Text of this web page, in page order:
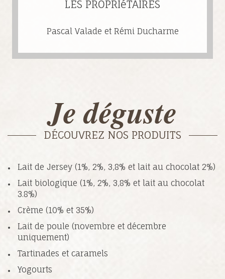
LES PROPRIéTAIRES
Pascal Valade et Rémi Ducharme
Je déguste
DÉCOUVREZ NOS PRODUITS
Lait de Jersey (1%, 2%, 3,8% et lait au chocolat 2%)
Lait biologique (1%, 2%, 3,8% et lait au chocolat
3.8%)
Crème (10% et 35%)
Lait de poule (novembre et décembre
uniquement)
Tartinades et caramels
Yogourts